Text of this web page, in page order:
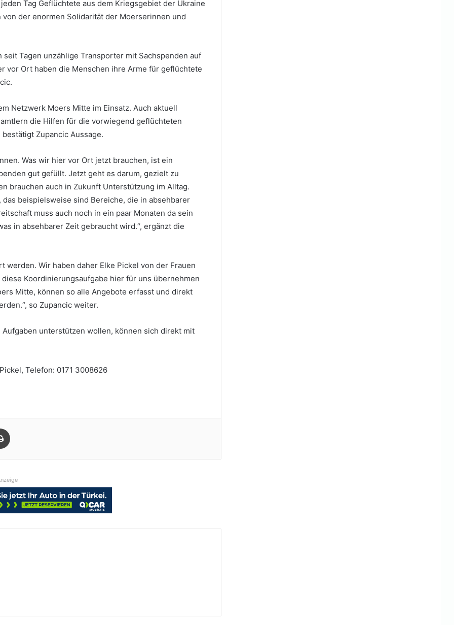
Tag Geflüchtete aus dem Kriegsgebiet der Ukraine
der enormen Solidarität der Moerserinnen und
Tagen unzählige Transporter mit Sachspenden auf
vor Ort haben die Menschen ihre Arme für geflüchtete
Netzwerk Moers Mitte im Einsatz. Auch aktuell
die Hilfen für die vorwiegend geflüchteten
Zupancic Aussage.
Was wir hier vor Ort jetzt brauchen, ist ein
gut gefüllt. Jetzt geht es darum, gezielt zu
brauchen auch in Zukunft Unterstützung im Alltag.
beispielsweise sind Bereiche, die in absehbarer
muss auch noch in ein paar Monaten da sein
in absehbarer Zeit gebraucht wird.“, ergänzt die
Wir haben daher Elke Pickel von der Frauen
Koordinierungsaufgabe hier für uns übernehmen
Mitte, können so alle Angebote erfasst und direkt
so Zupancic weiter.
unterstützen wollen, können sich direkt mit
Telefon: 0171 3008626